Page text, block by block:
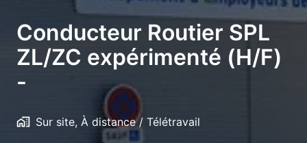
Conducteur Routier SPL
ZL/ZC expérimenté (H/F)
-
Sur site, À distance / Télétravail